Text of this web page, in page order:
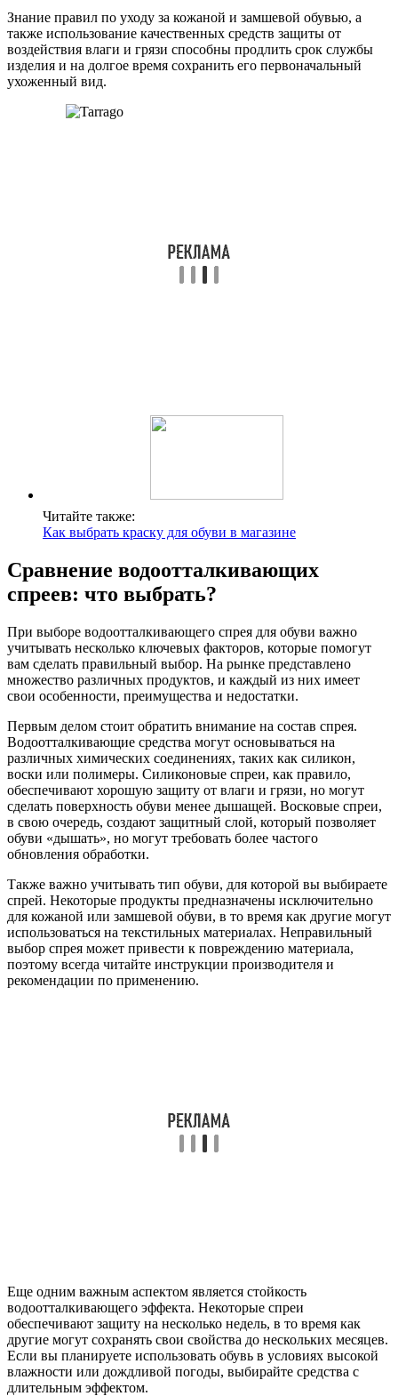
Знание правил по уходу за кожаной и замшевой обувью, а
также использование качественных средств защиты от
воздействия влаги и грязи способны продлить срок службы
изделия и на долгое время сохранить его первоначальный
ухоженный вид.
Читайте также:
Как выбрать краску для обуви в магазине
Сравнение водоотталкивающих
спреев: что выбрать?
При выборе водоотталкивающего спрея для обуви важно
учитывать несколько ключевых факторов, которые помогут
вам сделать правильный выбор. На рынке представлено
множество различных продуктов, и каждый из них имеет
свои особенности, преимущества и недостатки.
Первым делом стоит обратить внимание на состав спрея.
Водоотталкивающие средства могут основываться на
различных химических соединениях, таких как силикон,
воски или полимеры. Силиконовые спреи, как правило,
обеспечивают хорошую защиту от влаги и грязи, но могут
сделать поверхность обуви менее дышащей. Восковые спреи,
в свою очередь, создают защитный слой, который позволяет
обуви «дышать», но могут требовать более частого
обновления обработки.
Также важно учитывать тип обуви, для которой вы выбираете
спрей. Некоторые продукты предназначены исключительно
для кожаной или замшевой обуви, в то время как другие могут
использоваться на текстильных материалах. Неправильный
выбор спрея может привести к повреждению материала,
поэтому всегда читайте инструкции производителя и
рекомендации по применению.
Еще одним важным аспектом является стойкость
водоотталкивающего эффекта. Некоторые спреи
обеспечивают защиту на несколько недель, в то время как
другие могут сохранять свои свойства до нескольких месяцев.
Если вы планируете использовать обувь в условиях высокой
влажности или дождливой погоды, выбирайте средства с
длительным эффектом.